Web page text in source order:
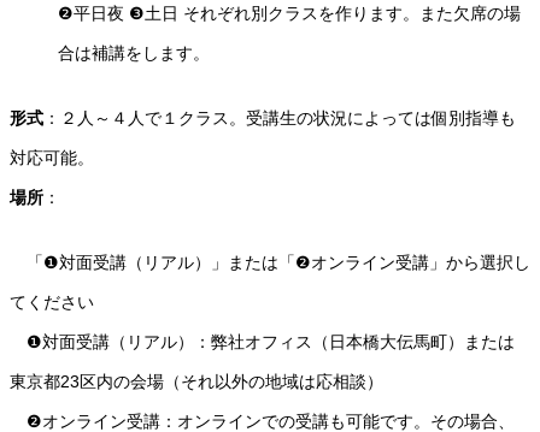
❷平日夜 ❸土日 それぞれ別クラスを作ります。また欠席の場
合は補講をします。
形式 ：２人～４人で１クラス。受講生の状況によっては個別指導も
対応可能。
場所 ：
「❶対面受講（リアル）」または「❷オンライン受講」から選択し
てください
❶対面受講（リアル）：弊社オフィス（日本橋大伝馬町）または
東京都23区内の会場（それ以外の地域は応相談）
❷オンライン受講：オンラインでの受講も可能です。その場合、